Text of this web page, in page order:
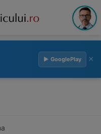
▶ GooglePlay ×